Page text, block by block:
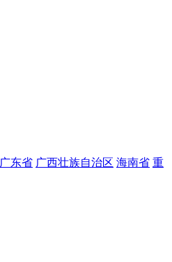
广东省 广西壮族自治区 海南省 重